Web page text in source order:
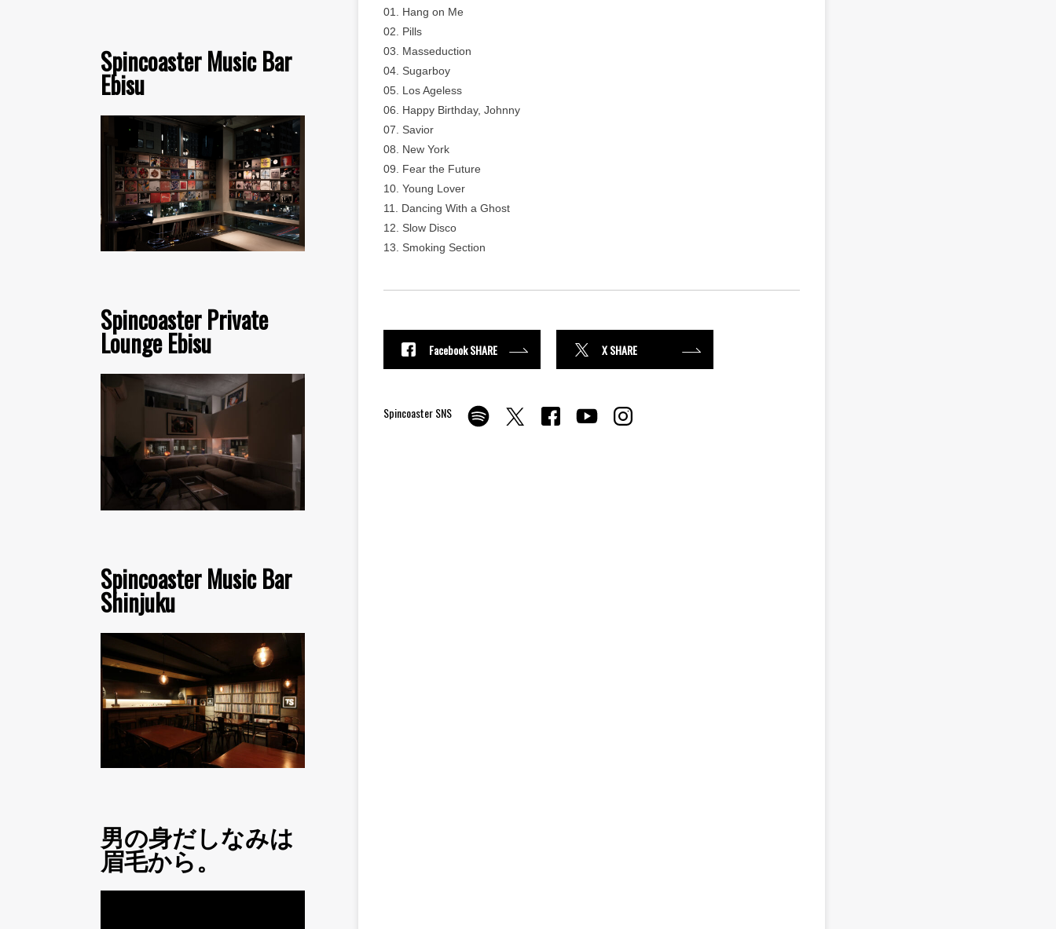
Spincoaster Music Bar
Ebisu
Spincoaster Private
Lounge Ebisu
Spincoaster Music Bar
Shinjuku
男の身だしなみは
眉毛から。
01. Hang on Me
02. Pills
03. Masseduction
04. Sugarboy
05. Los Ageless
06. Happy Birthday, Johnny
07. Savior
08. New York
09. Fear the Future
10. Young Lover
11. Dancing With a Ghost
12. Slow Disco
13. Smoking Section
Facebook SHARE X SHARE
Spincoaster SNS